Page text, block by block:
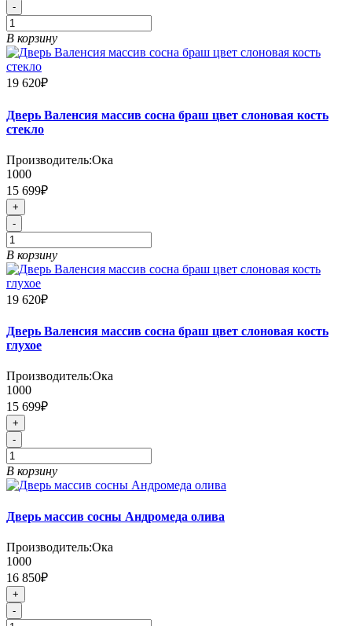
-
В корзину
19 620₽
Дверь Валенсия массив сосна браш цвет слоновая кость
стекло
Производитель:Ока
1000
15 699₽
+
-
В корзину
19 620₽
Дверь Валенсия массив сосна браш цвет слоновая кость
глухое
Производитель:Ока
1000
15 699₽
+
-
В корзину
Дверь массив сосны Андромеда олива
Производитель:Ока
1000
16 850₽
+
-